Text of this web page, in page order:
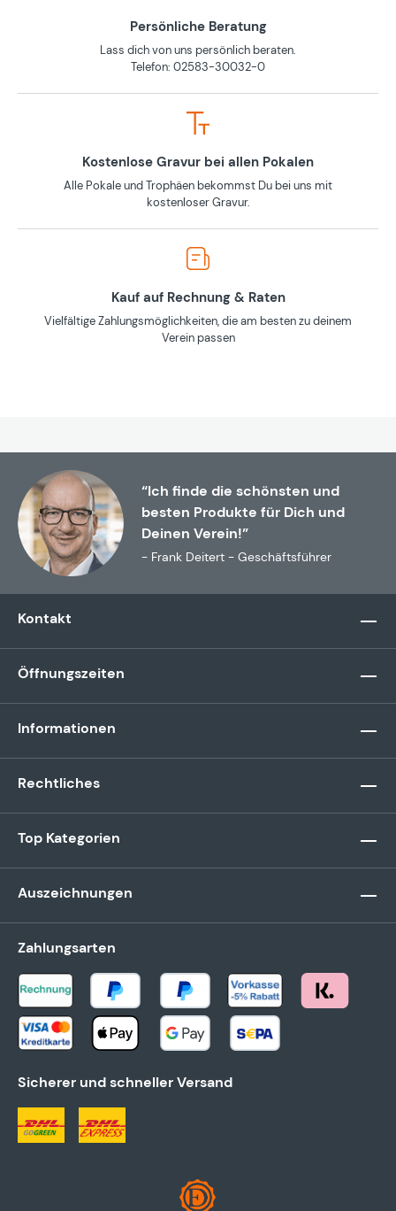
Persönliche Beratung
Lass dich von uns persönlich beraten.
Telefon: 02583-30032-0
Kostenlose Gravur bei allen Pokalen
Alle Pokale und Trophäen bekommst Du bei uns mit
kostenloser Gravur.
Kauf auf Rechnung & Raten
Vielfältige Zahlungsmöglichkeiten, die am besten zu deinem
Verein passen
“Ich finde die schönsten und
besten Produkte für Dich und
Deinen Verein!”
- Frank Deitert - Geschäftsführer
Kontakt
Öffnungszeiten
Informationen
Rechtliches
Top Kategorien
Auszeichnungen
Zahlungsarten
Sicherer und schneller Versand